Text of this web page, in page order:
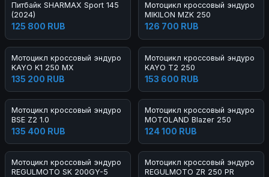
Питбайк SHARMAX Sport 145
(2024)
125 800 RUB
Мотоцикл кроссовый эндуро
MIKILON MZK 250
126 700 RUB
Мотоцикл кроссовый эндуро
KAYO K1 250 MX
135 200 RUB
Мотоцикл кроссовый эндуро
KAYO T2 250
153 600 RUB
Мотоцикл кроссовый эндуро
BSE Z2 1.0
135 400 RUB
Мотоцикл кроссовый эндуро
MOTOLAND Blazer 250
124 100 RUB
Мотоцикл кроссовый эндуро
REGULMOTO SK 200GY-5
Мотоцикл кроссовый эндуро
REGULMOTO ZR 250 PR